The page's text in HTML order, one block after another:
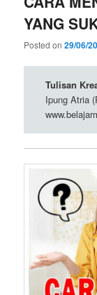
YANG
Posted on29/06/
Tulisan
Ipung Atria